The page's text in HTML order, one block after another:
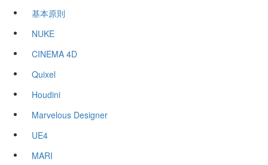
基本原則
NUKE
CINEMA 4D
Quixel
Houdini
Marvelous Designer
UE4
MARI